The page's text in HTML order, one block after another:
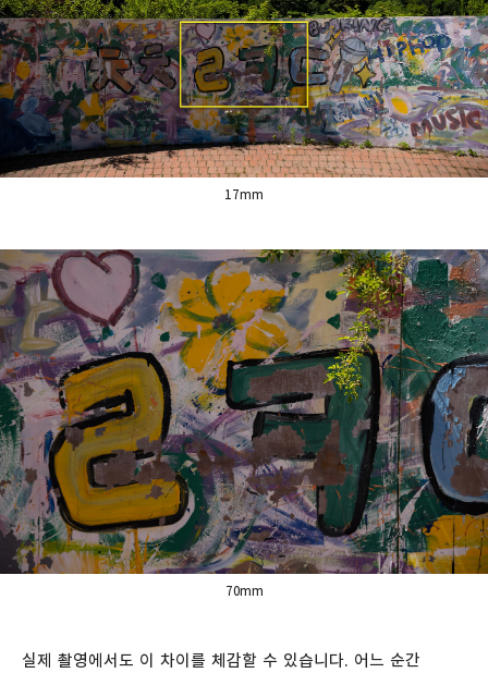
17mm
70mm
실제 촬영에서도 이 차이를 체감할 수 있습니다. 어느 순간